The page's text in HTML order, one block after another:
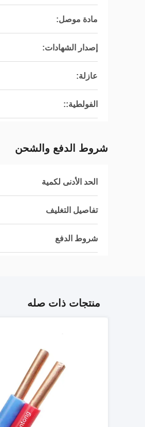
مادة موصل:
إصدار الشهادات:
عازلة:
الفولطية::
شروط الدفع والشحن
الحد الأدنى لكمية
تفاصيل التغليف
شروط الدفع
منتجات ذات صله